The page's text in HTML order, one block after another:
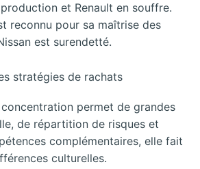
et Renault en souffre.
reconnu pour sa maîtrise des
est surendetté.
stratégies de rachats
concentration permet de grandes
de répartition de risques et
complémentaires, elle fait
culturelles.